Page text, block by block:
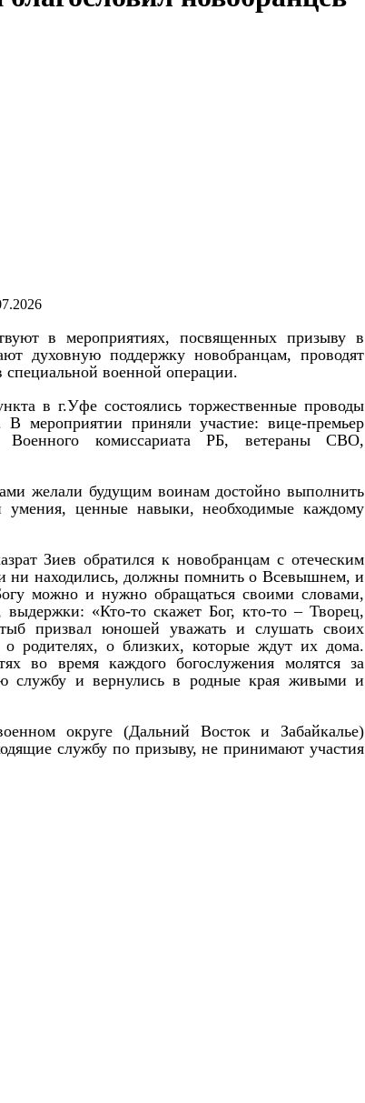
в мероприятиях, посвященных призыву в
духовную поддержку новобранцам, проводят
военной операции.
в г.Уфе состоялись торжественные проводы
приняли участие: вице-премьер
Военного комиссариата РБ, ветераны СВО,
желали будущим воинам достойно выполнить
умения, ценные навыки, необходимые каждому
Зиев обратился к новобранцам с отеческим
ни находились, должны помнить о Всевышнем, и
можно и нужно обращаться своими словами,
«Кто-то скажет Бог, кто-то – Творец,
призвал юношей уважать и слушать своих
родителях, о близких, которые ждут их дома.
во время каждого богослужения молятся за
службу и вернулись в родные края живыми и
округе (Дальний Восток и Забайкалье)
службу по призыву, не принимают участия